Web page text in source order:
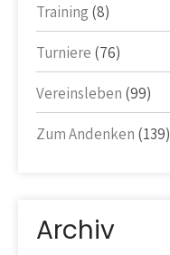
Training (8)
Turniere (76)
Vereinsleben (99)
Zum Andenken (139)
Archiv